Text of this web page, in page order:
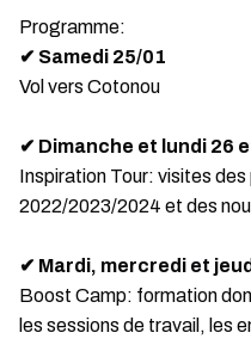
Programme:
✔ Samedi 25/01
Vol vers Cotonou
✔ Dimanche et lundi 26
Inspiration Tour: visites
2022/2023/2024 et des
✔ Mardi, mercredi et
Boost Camp: formation
les sessions de travail, les